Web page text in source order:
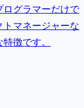
ログラマーだけで
マネージャーな
徴です。